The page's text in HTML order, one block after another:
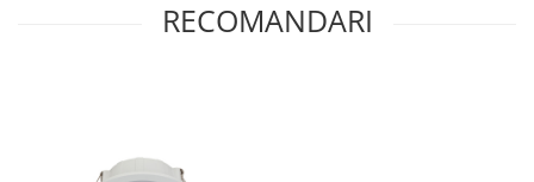
sau spații comerciale.RECOMANDARI